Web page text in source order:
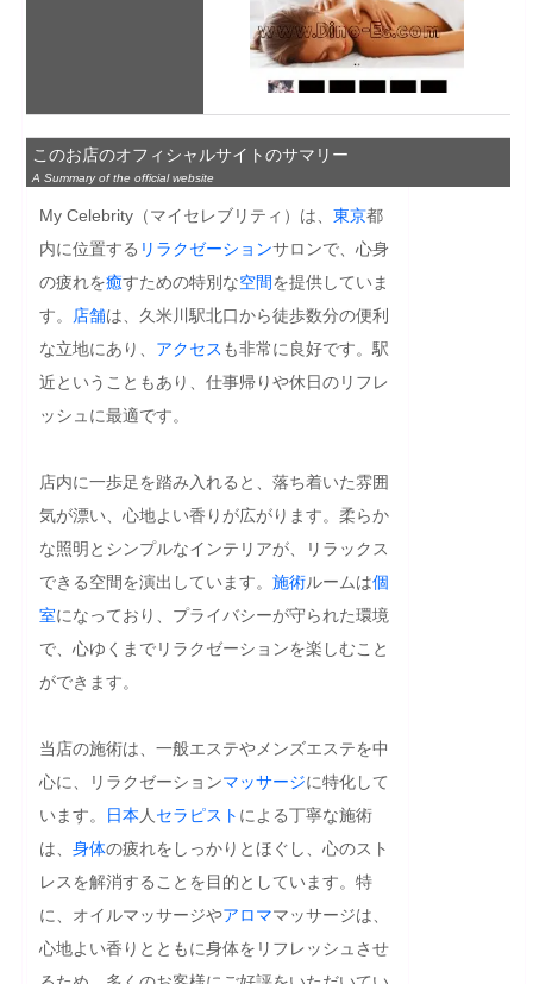
このお店のオフィシャルサイトのサマリー
A Summary of the official website
My Celebrity（マイセレブリティ）は、 東京都
内に位置する リラクゼーションサロンで、心身
の疲れを癒すための特別な空間を提供していま
す。
店舗は、久米川駅北口から徒歩数分の便利
な立地にあり、 アクセス も非常に良好です。駅
近ということもあり、仕事帰りや休日のリフレ
ッシュに最適です。
店内に一歩足を踏み入れると、落ち着いた雰囲
気が漂い、心地よい香りが広がります。柔らか
な照明とシンプルなインテリアが、リラックス
できる空間を演出しています。 施術ルームは個
室になっており、プライバシーが守られた環境
で、心ゆくまでリラクゼーションを楽しむこと
ができます。
当店の施術は、一般エステやメンズエステを中
心に、リラクゼーションマッサージに特化して
います。
日本 人 セラピスト による丁寧な施術
は、 身体の疲れをしっかりとほぐし、心のスト
レスを解消することを目的としています。特
に、オイルマッサージやアロママッサージは、
心地よい香りとともに身体をリフレッシュさせ